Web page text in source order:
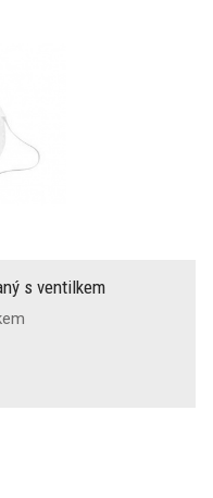
s ventilkem